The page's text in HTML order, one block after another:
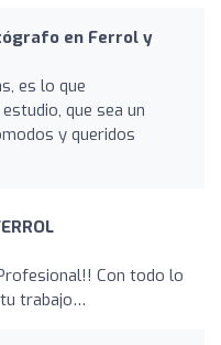
en Ferrol y
es lo que
que sea un
y queridos
Con todo lo
tu trabajo…